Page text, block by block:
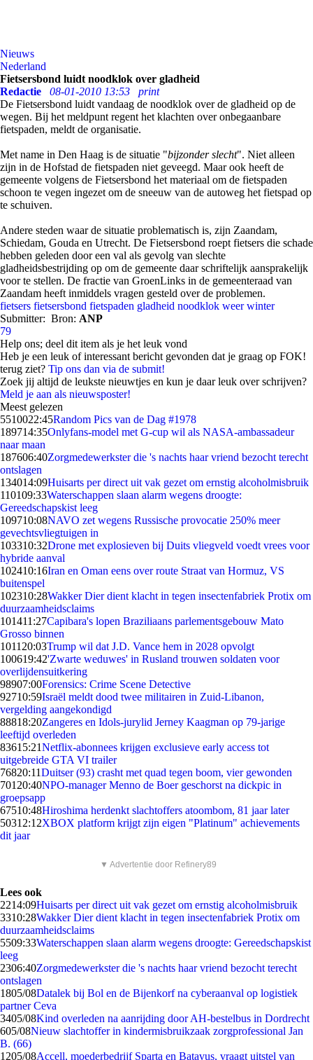
Nieuws
Nederland
Fietsersbond luidt noodklok over gladheid
Redactie
08-01-2010 13:53
print
De Fietsersbond luidt vandaag de noodklok over de gladheid op de
wegen. Bij het meldpunt regent het klachten over onbegaanbare
fietspaden, meldt de organisatie.
Met name in Den Haag is de situatie "bijzonder slecht". Niet alleen
zijn in de Hofstad de fietspaden niet geveegd. Maar ook heeft de
gemeente volgens de Fietsersbond het materiaal om de fietspaden
schoon te vegen ingezet om de sneeuw van de autoweg het fietspad op
te schuiven.
Andere steden waar de situatie problematisch is, zijn Zaandam,
Schiedam, Gouda en Utrecht. De Fietsersbond roept fietsers die schade
hebben geleden door een val als gevolg van slechte
gladheidsbestrijding op om de gemeente daar schriftelijk aansprakelijk
voor te stellen. De fractie van GroenLinks in de gemeenteraad van
Zaandam heeft inmiddels vragen gesteld over de problemen.
fietsers fietsersbond fietspaden gladheid noodklok weer winter
Submitter: Bron: ANP
79
Help ons; deel dit item als je het leuk vond
Heb je een leuk of interessant bericht gevonden dat je graag op FOK!
terug ziet? Tip ons dan via de submit!
Zoek jij altijd de leukste nieuwtjes en kun je daar leuk over schrijven?
Meld je aan als nieuwsposter!
Meest gelezen
5510022:45Random Pics van de Dag #1978
189714:35Onlyfans-model met G-cup wil als NASA-ambassadeur
naar maan
187606:40Zorgmedewerkster die 's nachts haar vriend bezocht terecht
ontslagen
134014:09Huisarts per direct uit vak gezet om ernstig alcoholmisbruik
110109:33Waterschappen slaan alarm wegens droogte:
Gereedschapskist leeg
109710:08NAVO zet wegens Russische provocatie 250% meer
gevechtsvliegtuigen in
103310:32Drone met explosieven bij Duits vliegveld voedt vrees voor
hybride aanval
102410:16Iran en Oman eens over route Straat van Hormuz, VS
buitenspel
102310:28Wakker Dier dient klacht in tegen insectenfabriek Protix om
duurzaamheidsclaims
101411:27Capibara's lopen Braziliaans parlementsgebouw Mato
Grosso binnen
1011 20:03Trump wil dat J.D. Vance hem in 2028 opvolgt
100619:42'Zwarte weduwes' in Rusland trouwen soldaten voor
overlijdensuitkering
98907:00Forensics: Crime Scene Detective
92710:59Israël meldt dood twee militairen in Zuid-Libanon,
vergelding aangekondigd
88818:20Zangeres en Idols-jurylid Jerney Kaagman op 79-jarige
leeftijd overleden
83615:21Netflix-abonnees krijgen exclusieve early access tot
uitgebreide GTA VI trailer
76820:11Duitser (93) crasht met quad tegen boom, vier gewonden
701 20:40NPO-manager Menno de Boer geschorst na dickpic in
groepsapp
67510:48Hiroshima herdenkt slachtoffers atoombom, 81 jaar later
50312:12XBOX platform krijgt zijn eigen "Platinum" achievements
dit jaar
▼ Advertentie door Refinery89
Lees ook
2214:09Huisarts per direct uit vak gezet om ernstig alcoholmisbruik
3310:28Wakker Dier dient klacht in tegen insectenfabriek Protix om
duurzaamheidsclaims
5509:33Waterschappen slaan alarm wegens droogte: Gereedschapskist
leeg
2306:40Zorgmedewerkster die 's nachts haar vriend bezocht terecht
ontslagen
1805/08Datalek bij Bol en de Bijenkorf na cyberaanval op logistiek
partner Ceva
3405/08Kind overleden na aanrijding door AH-bestelbus in Dordrecht
605/08Nieuw slachtoffer in kindermisbruikzaak zorgprofessional Jan
B. (66)
1205/08Accell, moederbedrijf Sparta en Batavus, vraagt uitstel van